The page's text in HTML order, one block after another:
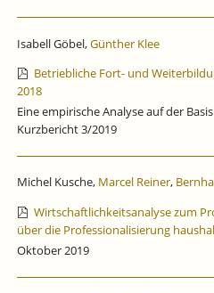
Isabell Göbel,Günther Klee
Betriebliche Fort- und
2018
Eine empirische Analyse auf der
Kurzbericht 3/2019
Michel Kusche, Marcel Reiner,
Wirtschaftlichkeitsanalyse zum
über die Professionalisierung
Oktober 2019